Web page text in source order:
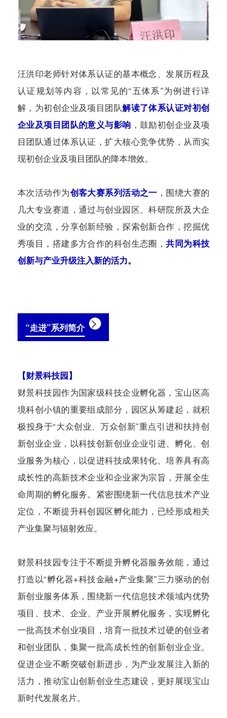
汪洪印老师针对体系认证的基本概念、发展历程及
认证规划等内容，以常见的“五体系”为例进行详
解，为初创企业及项目团队解读了体系认证对初创
企业及项目团队的意义与影响 ，鼓励初创企业及项
目团队通过体系认证，扩大核心竞争优势，从而实
现初创企业及项目团队的降本增效。
本次活动作为创客大赛系列活动之一 ，围绕大赛的
几大专业赛道，通过与创业园区、科研院所及大企
业的交流，分享创新经验，探索创新合作，挖掘优
秀项目，搭建多方合作的科创生态圈，共同为科技
创新与产业升级注入新的活力。
“走进”系列简介
【财景科技园】
财景科技园作为国家级科技企业孵化器，宝山区高
境科创小镇的重要组成部分，园区从筹建起，就积
极投身于“大众创业、万众创新”重点引进和扶持创
新创业企业，以科技创新创业企业引进、孵化、创
业服务为核心，以促进科技成果转化、培养具有高
成长性的高新技术企业和企业家为宗旨，开展全生
命周期的孵化服务。紧密围绕新一代信息技术产业
定位，不断提升科创园区孵化能力，已经形成相关
产业集聚与辐射效应。
财景科技园专注于不断提升孵化器服务效能，通过
打造以“孵化器+科技金融+产业集聚”三力驱动的创
新创业服务体系，围绕新一代信息技术领域内优势
项目、技术、企业、产业开展孵化服务，实现孵化
一批高技术创业项目，培育一批技术过硬的创业者
和创业团队，集聚一批高成长性的创新创业企业。
促进企业不断突破创新进步，为产业发展注入新的
活力，推动宝山创新创业生态建设，更好展现宝山
新时代发展名片。